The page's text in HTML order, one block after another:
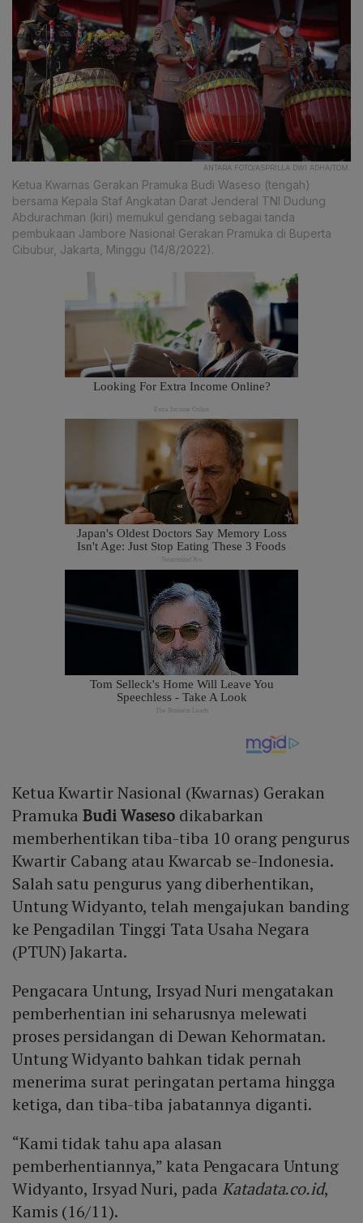
ANTARA FOTO/ASPRILLA DWI ADHA/TOM.
Ketua Kwarnas Gerakan Pramuka Budi Waseso (tengah)
bersama Kepala Staf Angkatan Darat Jenderal TNI Dudung
Abdurachman (kiri) memukul gendang sebagai tanda
pembukaan Jambore Nasional Gerakan Pramuka di Buperta
Cibubur, Jakarta, Minggu (14/8/2022).
Ketua Kwartir Nasional (Kwarnas) Gerakan
PramukaBudi Waseso dikabarkan
memberhentikan tiba-tiba 10 orang pengurus
Kwartir Cabang atau Kwarcab se-Indonesia.
Salah satu pengurus yang diberhentikan,
Untung Widyanto, telah mengajukan banding
ke Pengadilan Tinggi Tata Usaha Negara
(PTUN) Jakarta.
Pengacara Untung, Irsyad Nuri mengatakan
pemberhentian ini seharusnya melewati
proses persidangan di Dewan Kehormatan.
Untung Widyanto bahkan tidak pernah
menerima surat peringatan pertama hingga
ketiga, dan tiba-tiba jabatannya diganti.
“Kami tidak tahu apa alasan
pemberhentiannya,” kata Pengacara Untung
Widyanto, Irsyad Nuri, pada Katadata.co.id,
Kamis (16/11).